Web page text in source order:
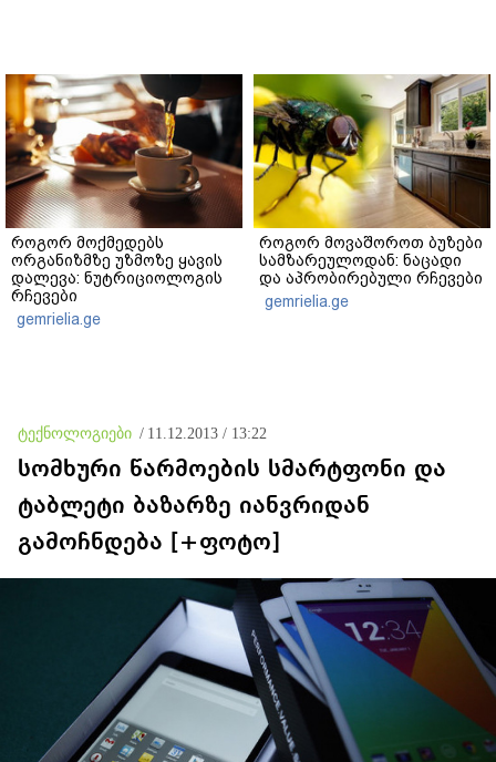
როგორ მოქმედებს
ორგანიზმზე უზმოზე ყავის
დალევა: ნუტრიციოლოგის
რჩევები
gemrielia.ge
როგორ მოვაშოროთ ბუზები
სამზარეულოდან: ნაცადი
და აპრობირებული რჩევები
gemrielia.ge
ტექნოლოგიები / 11.12.2013 / 13:22
სომხური წარმოების სმარტფონი და
ტაბლეტი ბაზარზე იანვრიდან
გამოჩნდება [+ფოტო]